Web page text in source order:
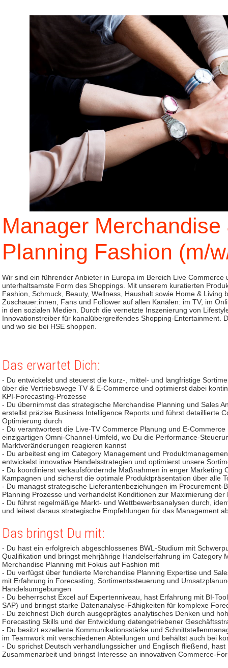
Manager
Planning Fashion (m/
Wir sind ein führender Anbieter in Europa im Bereich Live
unterhaltsamste Form des Shoppings. Mit unserem kuratierten
Fashion, Schmuck, Beauty, Wellness, Haushalt sowie Home & Living
Zuschauer:innen, Fans und Follower auf allen Kanälen: im TV, im
in den sozialen Medien. Durch die vernetzte Inszenierung von
Innovationstreiber für kanalübergreifendes Shopping-Entertainment.
und wo sie bei HSE shoppen.
Das erwartet Dich:
- Du entwickelst und steuerst die kurz-, mittel- und langfristige
über die Vertriebswege TV & E-Commerce und optimierst dabei
KPI-Forecasting-Prozesse
- Du übernimmst das strategische Merchandise Planning und Sales
erstellst präzise Business Intelligence Reports und führst detaillierte
Optimierung durch
- Du verantwortest die Live-TV Commerce Planung und E-
einzigartigen Omni-Channel-Umfeld, wo Du die Performance-
Marktveränderungen reagieren kannst
- Du arbeitest eng im Category Management und
entwickelst innovative Handelsstrategien und optimierst unsere
- Du koordinierst verkaufsfördernde Maßnahmen in enger Marketing
Kampagnen und sicherst die optimale Produktpräsentation über alle
- Du managst strategische Lieferantenbeziehungen im Procurement-
Planning Prozesse und verhandelst Konditionen zur Maximierung der
- Du führst regelmäßige Markt- und Wettbewerbsanalysen durch,
und leitest daraus strategische Empfehlungen für das Management
Das bringst Du mit:
- Du hast ein erfolgreich abgeschlossenes BWL-Studium mit
Qualifikation und bringst mehrjährige Handelserfahrung im Category
Merchandise Planning mit Fokus auf Fashion mit
- Du verfügst über fundierte Merchandise Planning Expertise und
mit Erfahrung in Forecasting, Sortimentssteuerung und
Handelsumgebungen
- Du beherrschst Excel auf Expertenniveau, hast Erfahrung mit BI-
SAP) und bringst starke Datenanalyse-Fähigkeiten für komplexe
- Du zeichnest Dich durch ausgeprägtes analytisches Denken und
Forecasting Skills und der Entwicklung datengetriebener
- Du besitzt exzellente Kommunikationsstärke und
im Teamwork mit verschiedenen Abteilungen und behältst auch bei
- Du sprichst Deutsch verhandlungssicher und Englisch fließend,
Zusammenarbeit und bringst Interesse an innovativen Commerce-